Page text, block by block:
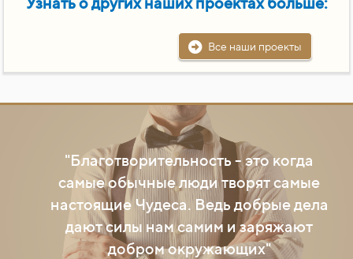
Все наши проекты
"Благотворительность - это когда
самые обычные люди творят самые
настоящие Чудеса. Ведь добрые дела
дают силы нам самим и заряжают
добром окружающих"